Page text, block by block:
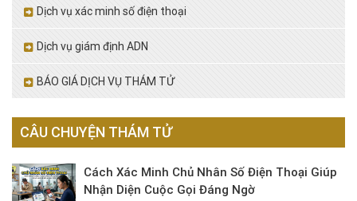
Dịch vụ xác minh số điện thoại
Dịch vụ giám định ADN
BÁO GIÁ DỊCH VỤ THÁM TỬ
CÂU CHUYỆN THÁM TỬ
Cách Xác Minh Chủ Nhân Số Điện Thoại Giúp
Nhận Diện Cuộc Gọi Đáng Ngờ